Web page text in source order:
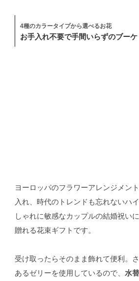
4種のカラータイプから選べるお花
お手入れ不要で手間いらずのブーケ
ヨーロッパのフラワーアレンジメン
入れ、時代のトレンドも忘れないハ
しゃれに敏感なカップルの結婚祝い
贈れる花束ギフトです。
受け取ったらそのまま飾れて便利。
あるゼリーを使用しているので、 水